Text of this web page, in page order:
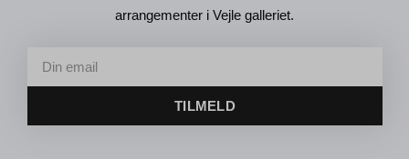
arrangementer i Vejle galleriet.
TILMELD